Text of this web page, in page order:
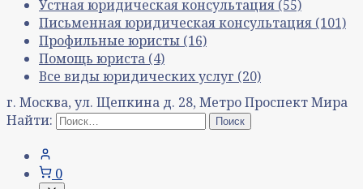
Устная юридическая консультация (55)
Письменная юридическая консультация (101)
Профильные юристы (16)
Помощь юриста (4)
Все виды юридических услуг (20)
г. Москва, ул. Щепкина д. 28, Метро Проспект Мира
Найти:
0